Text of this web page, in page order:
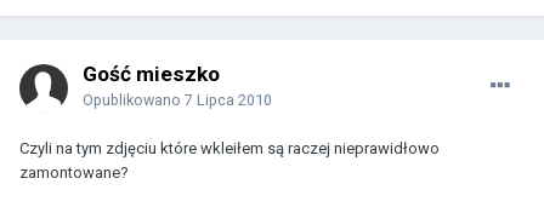
Gość mieszko
Opublikowano 7 Lipca 2010
Czyli na tym zdjęciu które wkleiłem są raczej nieprawidłowo
zamontowane?